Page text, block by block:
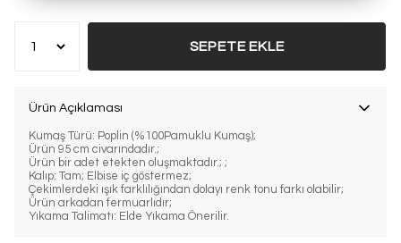
SEPETE EKLE
Ürün Açıklaması
Kumaş Türü: Poplin (%100Pamuklu Kumaş);
Ürün 95 cm civarındadır.;
Ürün bir adet etekten oluşmaktadır.; ;
Kalıp: Tam; Elbise iç göstermez;
Çekimlerdeki ışık farklılığından dolayı renk tonu farkı olabilir;
Ürün arkadan fermuarlıdır;
Yıkama Talimatı: Elde Yıkama Önerilir.